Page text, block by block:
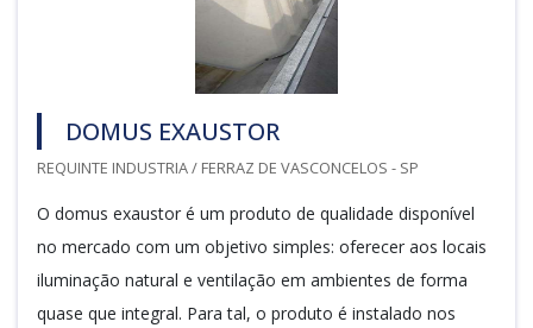
DOMUS EXAUSTOR
REQUINTE INDUSTRIA / FERRAZ DE VASCONCELOS - SP
O domus exaustor é um produto de qualidade disponível
no mercado com um objetivo simples: oferecer aos locais
iluminação natural e ventilação em ambientes de forma
quase que integral. Para tal, o produto é instalado nos